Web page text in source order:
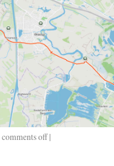
comments offon
|